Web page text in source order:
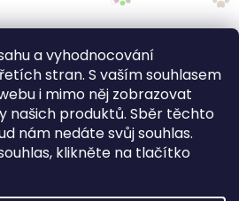
a vyhodnocování
stran. S vaším souhlasem
i mimo něj zobrazovat
našich produktů. Sběr těchto
nám nedáte svůj souhlas.
klikněte na tlačítko